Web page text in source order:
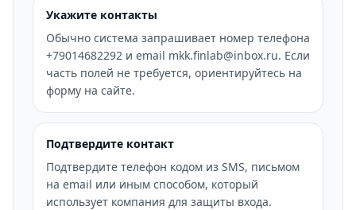
Укажите контакты
Обычно система запрашивает номер телефона
+79014682292 и email mkk.finlab@inbox.ru. Если
часть полей не требуется, ориентируйтесь на
форму на сайте.
Подтвердите контакт
Подтвердите телефон кодом из SMS, письмом
на email или иным способом, который
использует компания для защиты входа.